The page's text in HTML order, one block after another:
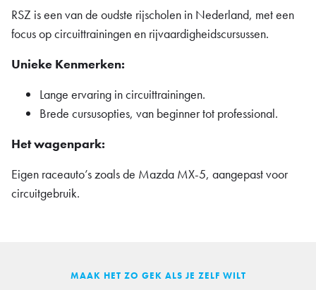
RSZ is een van de oudste rijscholen in Nederland, met een
focus op circuittrainingen en rijvaardigheidscursussen.
Unieke Kenmerken:
Lange ervaring in circuittrainingen.
Brede cursusopties, van beginner tot professional.
Het wagenpark:
Eigen raceauto’s zoals de Mazda MX-5, aangepast voor
circuitgebruik.
MAAK HET ZO GEK ALS JE ZELF WILT